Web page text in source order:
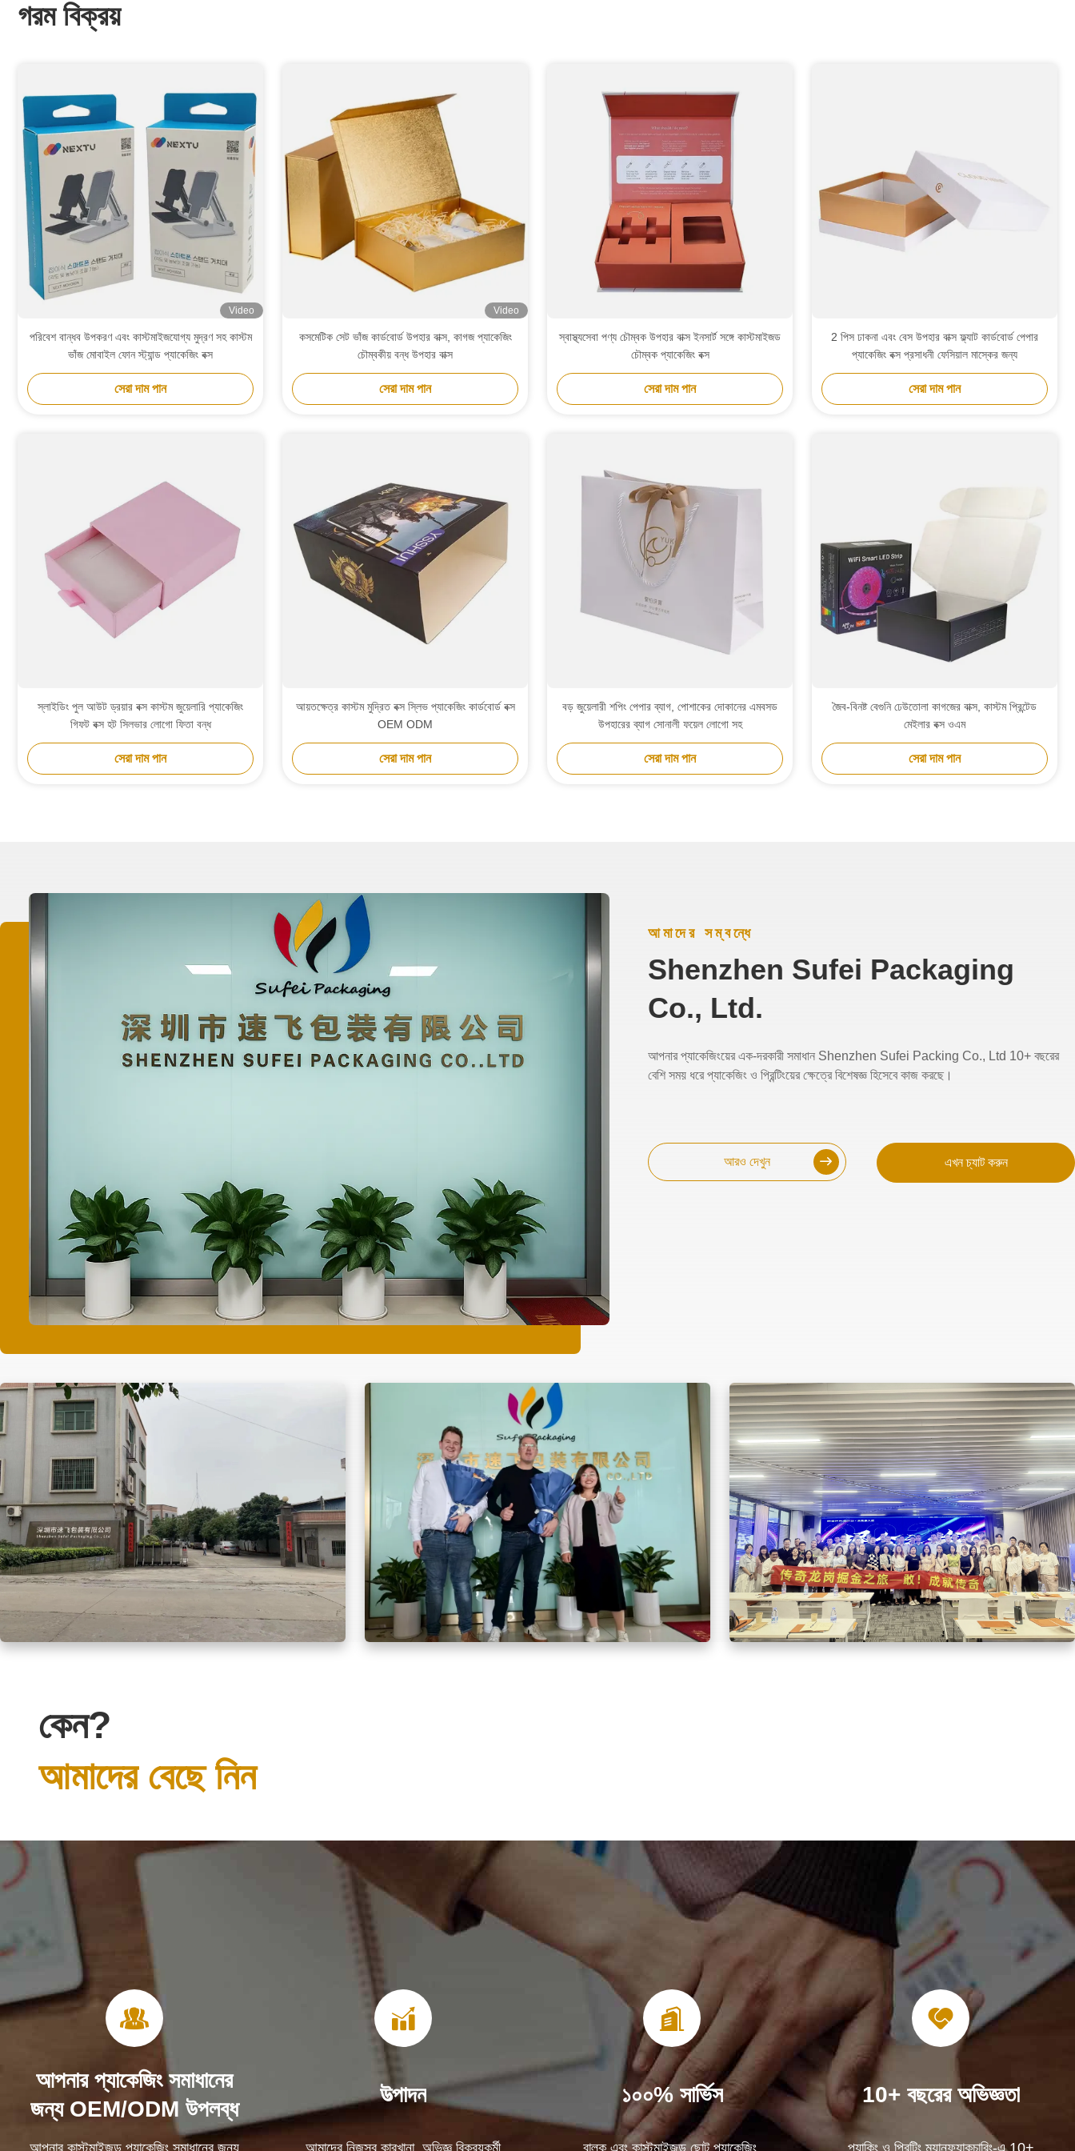
গরম বিক্রয়
Video
পরিবেশ বান্ধব উপকরণ এবং কাস্টমাইজযোগ্য মুদ্রণ সহ কাস্টম
ভাঁজ মোবাইল ফোন স্ট্যান্ড প্যাকেজিং বক্স
সেরা দাম পান
Video
কসমেটিক সেট ভাঁজ কার্ডবোর্ড উপহার বাক্স, কাগজ প্যাকেজিং
চৌম্বকীয় বন্ধ উপহার বাক্স
সেরা দাম পান
স্বাস্থ্যসেবা পণ্য চৌম্বক উপহার বাক্স ইনসার্ট সঙ্গে কাস্টমাইজড
চৌম্বক প্যাকেজিং বক্স
সেরা দাম পান
2 পিস ঢাকনা এবং বেস উপহার বাক্স ফ্ল্যাট কার্ডবোর্ড পেপার
প্যাকেজিং বক্স প্রসাধনী ফেসিয়াল মাস্কের জন্য
সেরা দাম পান
স্লাইডিং পুল আউট ড্রয়ার বক্স কাস্টম জুয়েলারি প্যাকেজিং
গিফট বক্স হট সিলভার লোগো ফিতা বন্ধ
সেরা দাম পান
আয়তক্ষেত্র কাস্টম মুদ্রিত বক্স স্লিভ প্যাকেজিং কার্ডবোর্ড বক্স
OEM ODM
সেরা দাম পান
বড় জুয়েলারী শপিং পেপার ব্যাগ, পোশাকের দোকানের এমবসড
উপহারের ব্যাগ সোনালী ফয়েল লোগো সহ
সেরা দাম পান
জৈব-বিনষ্ট বেগুনি ঢেউতোলা কাগজের বাক্স, কাস্টম প্রিন্টেড
মেইলার বক্স ওএম
সেরা দাম পান
আমাদের সম্বন্ধে
Shenzhen Sufei Packaging
Co., Ltd.
আপনার প্যাকেজিংয়ের এক-দরকারী সমাধান Shenzhen Sufei Packing Co., Ltd 10+ বছরের
বেশি সময় ধরে প্যাকেজিং ও প্রিন্টিংয়ের ক্ষেত্রে বিশেষজ্ঞ হিসেবে কাজ করছে।
আরও দেখুন এখন চ্যাট করুন
কেন?
আমাদের বেছে নিন
আপনার প্যাকেজিং সমাধানের
জন্য OEM/ODM উপলব্ধ
আপনার কাস্টমাইজড প্যাকেজিং সমাধানের জন্য
উত্পাদন
আমাদের নিজস্ব কারখানা, অভিজ্ঞ বিক্রয়কর্মী
১০০% সার্ভিস
বাল্ক এবং কাস্টমাইজড ছোট প্যাকেজিং,
10+ বছরের অভিজ্ঞতা
প্যাকিং ও প্রিন্টিং ম্যানুফ্যাকচারিং-এ 10+